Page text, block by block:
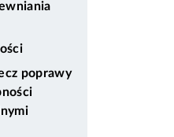
poprawy